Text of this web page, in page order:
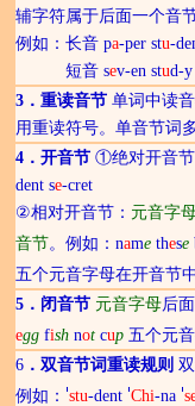
辅字符属于后面一个音
例如： 长音 pa-per stu-
短音 sev-en stud-
3．重读音节 单词中读
用重读符号。单音节词
4．开音节 ①绝对开音节
dent se-cret
②相对开音节： 元音字
音节。例如：name these
五个元音字母在开音节
5．闭音节 元音字母后
egg fish not cup 五个元
6 ．双音节词重读规则
例如： stu-dent Chi-na